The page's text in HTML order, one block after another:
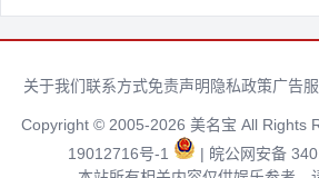
关于我们联系方式免责声明 隐私政策广告
Copyright © 2005-2026 美名宝 All Rights
19012716号-1
| 皖公网安备